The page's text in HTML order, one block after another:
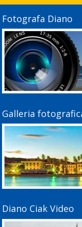
Fotografa Diano
Galleria
Diano Ciak Video